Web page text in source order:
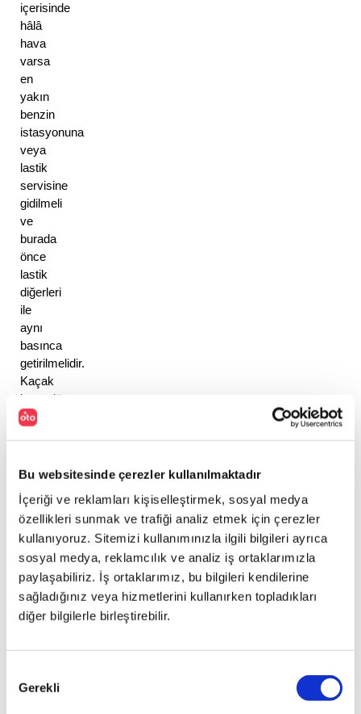
Bu websitesinde çerezler kullanılmaktadır
İçeriği ve reklamları kişiselleştirmek, sosyal medya
özellikleri sunmak ve trafiği analiz etmek için çerezler
kullanıyoruz. Sitemizi kullanımınızla ilgili bilgileri ayrıca
sosyal medya, reklamcılık ve analiz iş ortaklarımızla
paylaşabiliriz. İş ortaklarımız, bu bilgileri kendilerine
sağladığınız veya hizmetlerini kullanırken topladıkları
diğer bilgilerle birleştirebilir.
Seçimi
Gerekli
içerisinde
hâlâ
hava
varsa
en
yakın
benzin
istasyonuna
veya
lastik
servisine
gidilmeli
ve
burada
önce
lastik
diğerleri
ile
aynı
basınca
getirilmelidir.
Kaçak
kontrolü
yapıldıktan
giderilmesi
güvenliği
açısından
da
önemlidir.
Lastik
basınçları
soğukken
iki
fazla